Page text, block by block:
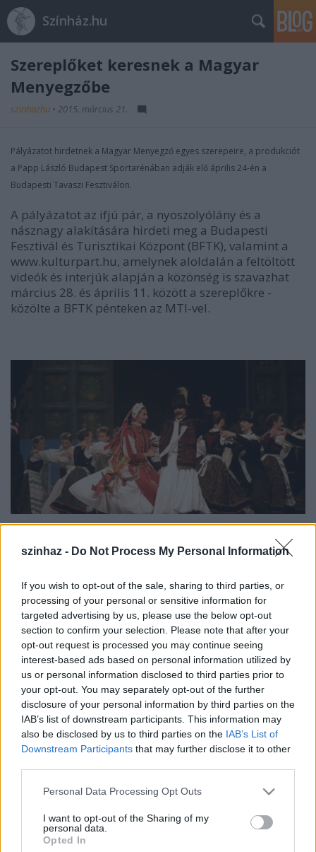
szinhaz - Do Not Process My Personal Information
If you wish to opt-out of the sale, sharing to third parties, or
processing of your personal or sensitive information for
targeted advertising by us, please use the below opt-out
section to confirm your selection. Please note that after your
opt-out request is processed you may continue seeing
interest-based ads based on personal information utilized by
us or personal information disclosed to third parties prior to
your opt-out. You may separately opt-out of the further
disclosure of your personal information by third parties on the
IAB’s list of downstream participants. This information may
also be disclosed by us to third parties on the IAB’s List of
Downstream Participants that may further disclose it to other
Please note that this website/app uses one or more Google
not limited to your visit or usage behaviour. You may click to
grant or deny consent to Google and its third-party tags to
use your data for below specified purposes in below Google
Personal Data Processing Opt Outs
I want to opt-out of the Sharing of my
personal data.
Opted In
Színház.hu
Szereplőket keresnek a Magyar
Menyegzőbe
szinhazhu • 2015. március 21.
Pályázatot hirdetnek a Magyar Menyegző egyes szerepeire, a produkciót
a Papp László Budapest Sportarénában adják elő április 24-én a
Budapesti Tavaszi Fesztiválon.
A pályázatot az ifjú pár, a nyoszolyólány és a
násznagy alakítására hirdeti meg a Budapesti
Fesztivál és Turisztikai Központ (BFTK), valamint a
www.kulturpart.hu, amelynek aloldalán a feltöltött
videók és interjúk alapján a közönség is szavazhat
március 28. és április 11. között a szereplőkre -
közölte a BFTK pénteken az MTI-vel.
Novák Ferenc Magyar Menyegzőcímű
koreográfiáját 1990 márciusában, Magyarország
első szabad választásának napján mutatták be. A
nagy sikerű produkciót 1991 márciusában
megismételték a BTF keretében, majd 25 év
elteltével idén, a fesztivál újraálmodott formában
mutatja be a táncalkotást.
A darab rendezője,Novák Esztera régi
forgatókönyv alapján állítja színpadra a menyegzőt.
Míg negyedszázada az aréna egyik karéjából
láthatta a produkciót a közönség, most teljes körben
érkezhetnek.